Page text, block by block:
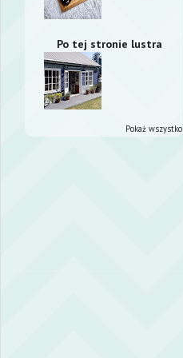
Po tej stronie lustra
Pokaż wszystko